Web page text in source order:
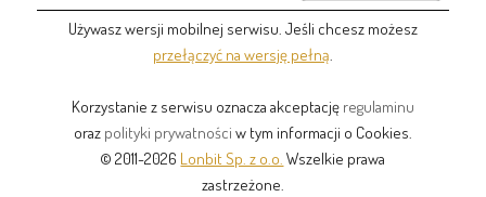
Używasz wersji mobilnej serwisu. Jeśli chcesz możesz
przełączyć na wersję pełną
Korzystanie z serwisu oznacza akceptację regulaminu
oraz polityki prywatności w tym informacji o Cookies.
© 2011-2026 Lonbit Sp. z o.o. Wszelkie prawa
zastrzeżone.